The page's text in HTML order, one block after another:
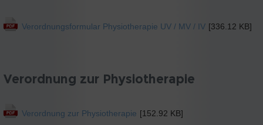
Verordnungsformular Physiotherapie UV / MV / IV [336.12 KB]
Verordnung zur Physiotherapie
Verordnung zur Physiotherapie [152.92 KB]